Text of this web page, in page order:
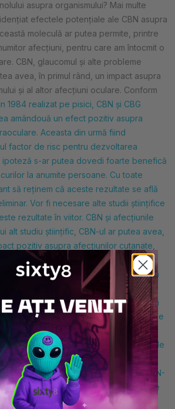
asupra organismului? Mai multe
efectele potențiale ale CBN asupra
moleculă ar putea permite, printre
afecțiuni, pentru care am întocmit o
CBN, glaucomul și alte probleme
avea, în primul rând, un impact asupra
și al altor afecțiuni oculare. Conform
1984 realizat pe pisici, CBN și CBG
amândouă un efect pozitiv asupra
Aceasta din urmă fiind
factor de risc pentru dezvoltarea
ipoteză s-ar putea dovedi foarte benefică
la anumite persoane. Cu toate
să reținem că aceste rezultate se află
Vor fi necesare alte studii științifice
rezultate în viitor. CBN și afecțiunile
alt studiu științific, CBN-ul ar putea avea,
pozitiv asupra afecțiunilor cutanate,
exemplu. Proprietățile sale potențiale
de asemenea, să ajute la combaterea
și a iritațiilor pielii. Cannabinolul și
Deoarece CBN este, de fapt, un
a THC-ului, acesta ar putea beneficia de
acestuia, în special în ceea ce
de mâncare. Într-adevăr, consumul de
iar unstudiu din 2012 efectuat pe
de asemenea, că utilizarea CBN-
apetitului la diferiți subiecți. Dacă se
ipoteză s-ar putea dovedi foarte